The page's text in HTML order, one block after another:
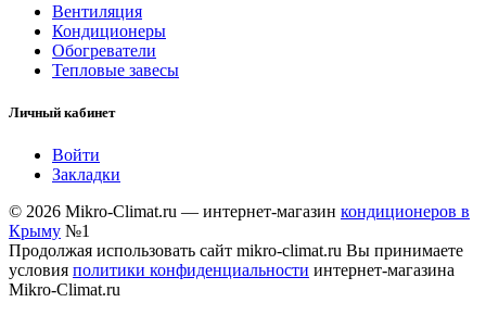
Вентиляция
Кондиционеры
Обогреватели
Тепловые завесы
Личный кабинет
Войти
Закладки
© 2026 Mikro-Climat.ru — интернет-магазин кондиционеров в
Крыму №1
Продолжая использовать сайт mikro-climat.ru Вы принимаете
условия политики конфиденциальности интернет-магазина
Mikro-Climat.ru